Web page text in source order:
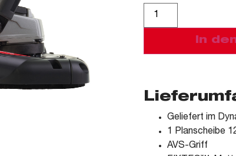
In
Geliefert im
1 Planscheibe
AVS-Griff